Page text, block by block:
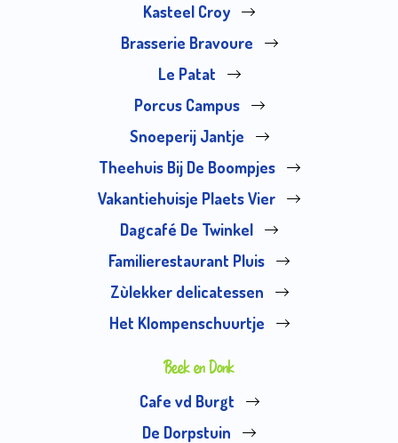
Kasteel Croy
Brasserie Bravoure
Le Patat
Porcus Campus
Snoeperij Jantje
Theehuis Bij De Boompjes
Vakantiehuisje Plaets Vier
Dagcafé De Twinkel
Familierestaurant Pluis
Zùlekker delicatessen
Het Klompenschuurtje
Beek en Donk
Cafe vd Burgt
De Dorpstuin